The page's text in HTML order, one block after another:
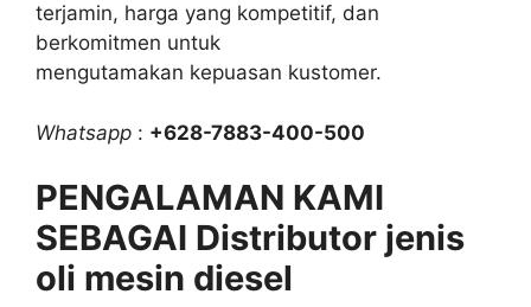
terjamin, harga yang kompetitif, dan
berkomitmen untuk
mengutamakan kepuasan kustomer.
Whatsapp : +628-7883-400-500
PENGALAMAN KAMI
SEBAGAI Distributor jenis
oli mesin diesel